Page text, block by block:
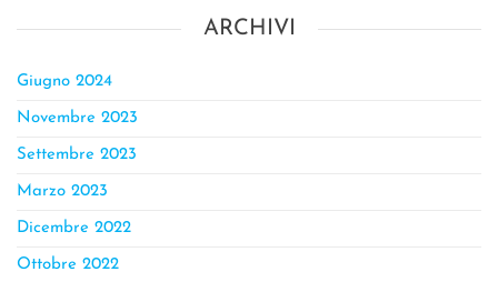
ARCHIVI
Giugno 2024
Novembre 2023
Settembre 2023
Marzo 2023
Dicembre 2022
Ottobre 2022